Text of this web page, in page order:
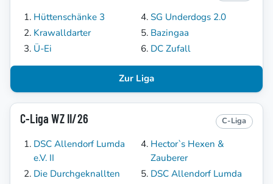
Hüttenschänke 3
Krawalldarter
Ü-Ei
SG Underdogs 2.0
Bazingaa
DC Zufall
Zur Liga
C-Liga WZ II/26 C-Liga
DSC Allendorf Lumda
e.V. II
Die Durchgeknallten
Hector`s Hexen &
Zauberer
DSC Allendorf Lumda